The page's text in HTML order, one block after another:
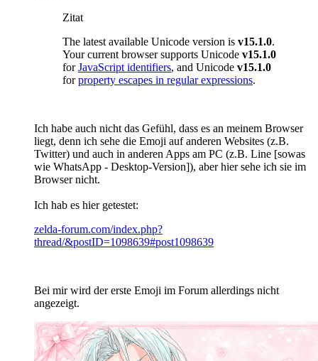
Zitat
The latest available Unicode version is v15.1.0.
Your current browser supports Unicode v15.1.0
forJavaScript identifiers, and Unicode v15.1.0
forproperty escapes in regular expressions.
Ich habe auch nicht das Gefühl, dass es an meinem Browser
liegt, denn ich sehe die Emoji auf anderen Websites (z.B.
Twitter) und auch in anderen Apps am PC (z.B. Line [sowas
wie WhatsApp - Desktop-Version]), aber hier sehe ich sie im
Browser nicht.
Ich hab es hier getestet:
zelda-forum.com/index.php?
thread/&postID=1098639#post1098639
Bei mir wird der erste Emoji im Forum allerdings nicht
angezeigt.